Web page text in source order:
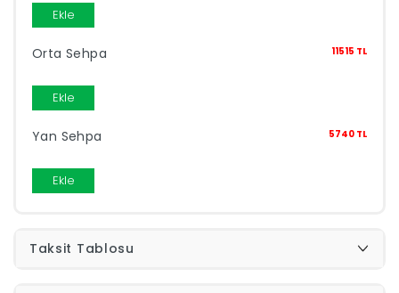
Yap
Ekle
Orta Sehpa 11515 TL
Ekle
Yan Sehpa 5740 TL
Ekle
Taksit Tablosu